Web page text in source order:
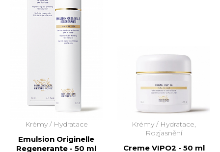
Krémy / Hydratace
Emulsion Originelle
Regenerante - 50 ml
Krémy / Hydratace,
Rozjasnění
Creme VIPO2 - 50 ml